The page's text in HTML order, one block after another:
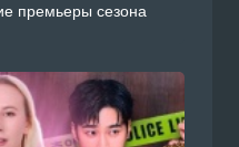
премьеры сезона